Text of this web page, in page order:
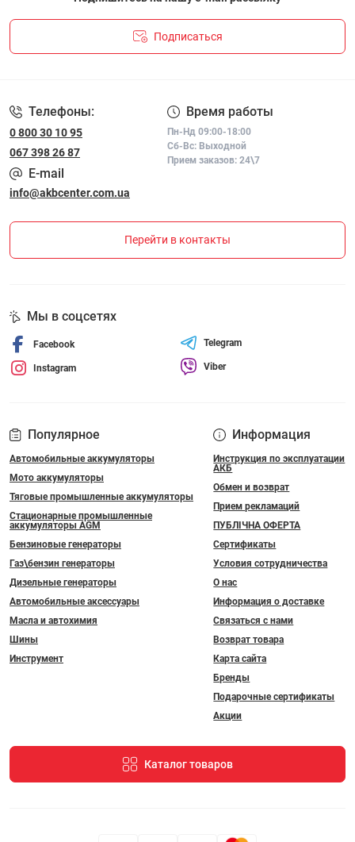
Подписаться
Телефоны:
0 800 30 10 95
067 398 26 87
Время работы
Пн-Нд 09:00-18:00
Сб-Вс: Выходной
Прием заказов: 24\7
E-mail
info@akbcenter.com.ua
Перейти в контакты
Популярное
Автомобильные аккумуляторы
Мото аккумуляторы
Тяговые промышленные аккумуляторы
Стационарные промышленные
аккумуляторы AGM
Бензиновые генераторы
Газ\бензин генераторы
Дизельные генераторы
Автомобильные аксессуары
Масла и автохимия
Шины
Инструмент
Информация
Инструкция по эксплуатации
АКБ
Обмен и возврат
Прием рекламаций
ПУБЛІЧНА ОФЕРТА
Сертификаты
Условия сотрудничества
О нас
Информация о доставке
Связаться с нами
Возврат товара
Карта сайта
Бренды
Подарочные сертификаты
Акции
Каталог товаров
Мы в соцсетях
Facebook
Instagram
Telegram
Viber